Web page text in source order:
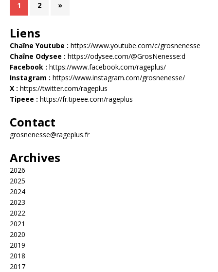
1 2 »
Liens
Chaîne Youtube : https://www.youtube.com/c/grosnenesse
Chaîne Odysee : https://odysee.com/@GrosNenesse:d
Facebook : https://www.facebook.com/rageplus/
Instagram : https://www.instagram.com/grosnenesse/
X : https://twitter.com/rageplus
Tipeee : https://fr.tipeee.com/rageplus
Contact
grosnenesse@rageplus.fr
Archives
2026
2025
2024
2023
2022
2021
2020
2019
2018
2017